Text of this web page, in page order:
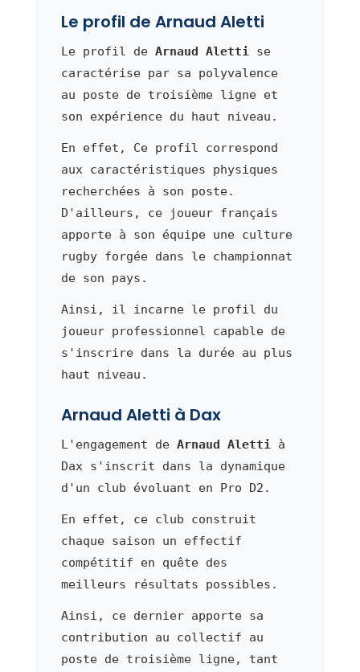
Le profil de Arnaud Aletti
Le profil de Arnaud Alettise
caractérise par sa polyvalence
au poste de troisième ligne et
son expérience du haut niveau.
En effet, Ce profil correspond
aux caractéristiques physiques
recherchées à son poste.
D'ailleurs, ce joueur français
apporte à son équipe une culture
rugby forgée dans le championnat
de son pays.
Ainsi, il incarne le profil du
joueur professionnel capable de
s'inscrire dans la durée au plus
haut niveau.
Arnaud Aletti à Dax
L'engagement de Arnaud Alettià
Dax s'inscrit dans la dynamique
d'un club évoluant en Pro D2.
En effet, ce club construit
chaque saison un effectif
compétitif en quête des
meilleurs résultats possibles.
Ainsi, ce dernier apporte sa
contribution au collectif au
poste de troisième ligne, tant